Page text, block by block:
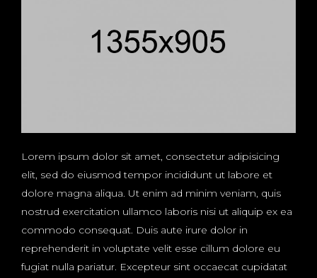
Lorem ipsum dolor sit amet, consectetur adipisicing
elit, sed do eiusmod tempor incididunt ut labore et
dolore magna aliqua. Ut enim ad minim veniam, quis
nostrud exercitation ullamco laboris nisi ut aliquip ex ea
commodo consequat. Duis aute irure dolor in
reprehenderit in voluptate velit esse cillum dolore eu
fugiat nulla pariatur. Excepteur sint occaecat cupidatat